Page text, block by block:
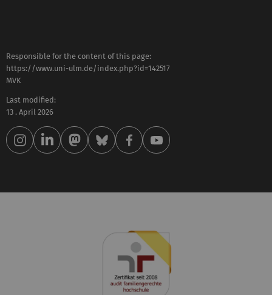
Responsible for the content of this page:
https://www.uni-ulm.de/index.php?id=142517
MVK
Last modified:
13 . April 2026